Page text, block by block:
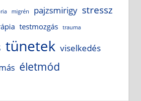
migrén pajzsmirigy stressz
testmozgás trauma
tünetek viselkedés
életmód